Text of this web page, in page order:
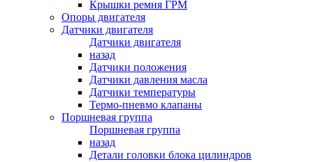
Крышки ремня ГРМ
Опоры двигателя
Датчики двигателя
Датчики двигателя
назад
Датчики положения
Датчики давления масла
Датчики температуры
Термо-пневмо клапаны
Поршневая группа
Поршневая группа
назад
Детали головки блока цилиндров